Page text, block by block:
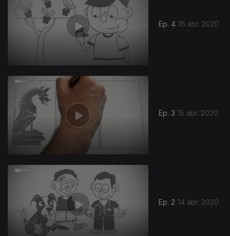
Ep. 4 16 abr. 2020
Ep. 3 15 abr. 2020
Ep. 2 14 abr. 2020